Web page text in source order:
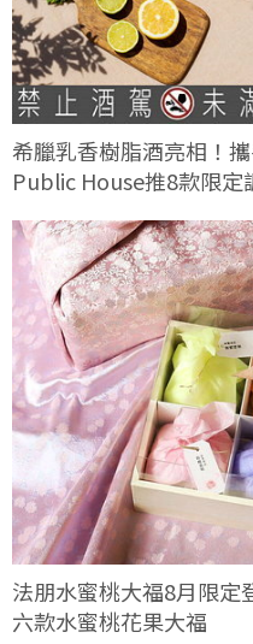
希臘乳香樹脂酒亮相！
Public House推8款限定
法朋水蜜桃大福8月限定
六款水蜜桃花果大福